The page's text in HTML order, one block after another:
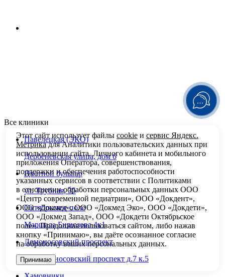
Все клиники
Павелецкая (ЭКО)
Дербеневская улица, дом 6
Цветной бульвар
ул. Трубная, 35
Октябрьское поле
Маршала Бирюзова 4к1
Ломоносовский проспект
ул. Ломоносовский проспект д.7 к.5
Этот сайт использует файлы cookie и сервис Яндекс.
Метрикадля Аналитики пользовательских данных при
использовании сайта, Личного кабинета и мобильного
приложения Оператора, совершенствования,
поддержки и обеспечения работоспособности
указанных сервисов в соответствии с Политиками
в отношении обработки персональных данных ООО
«Центр современной педиатрии», ООО «Докдент»,
ООО «Докмед», ООО «Докмед Эко», ООО «Докдети»,
ООО «Докмед Запад», ООО «Докдети Октябрьское
поле». Продолжая пользоваться сайтом, либо нажав
кнопку «Принимаю», вы даёте осознанное согласие
на обработку ваших персональных данных.
Принимаю